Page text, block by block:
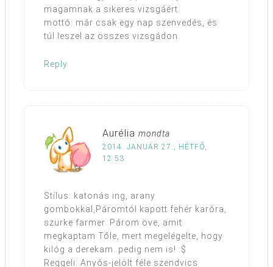
magamnak a sikeres vizsgáért.
mottó: már csak egy nap szenvedés, és
túl leszel az összes vizsgádon.
Reply
Aurélia mondta
2014. JANUÁR 27., HÉTFŐ,
12:53
Stílus: katonás ing, arany
gombokkal,Páromtól kapott fehér karóra,
szürke farmer..Párom öve, amit
megkaptam Tőle, mert megelégelte, hogy
kilóg a derekam..pedig nem is! :$
Reggeli: Anyós-jelölt féle szendvics